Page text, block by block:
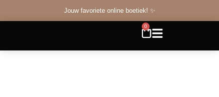
Jouw favoriete online boetiek! ✨
0